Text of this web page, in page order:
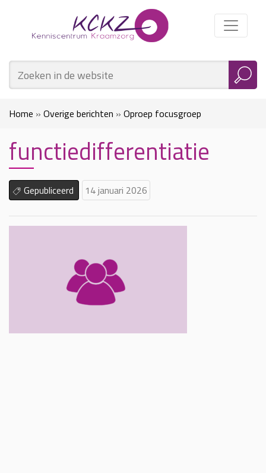
Home » Overige berichten » Oproep focusgroep
functiedifferentiatie: Jouw ideeën over nieuwe functies!
functiedifferentiatie
functiedifferentiatie
Gepubliceerd 14 januari 2026